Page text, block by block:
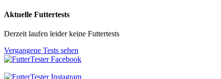
Aktuelle Futtertests
Derzeit laufen leider keine Futtertests
Vergangene Tests sehen